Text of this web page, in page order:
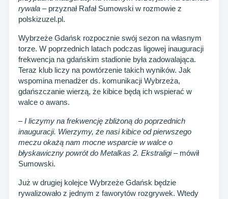
rywala – przyznał Rafał Sumowski w rozmowie z
polskizuzel.pl.
Wybrzeże Gdańsk rozpocznie swój sezon na własnym
torze. W poprzednich latach podczas ligowej inauguracji
frekwencja na gdańskim stadionie była zadowalająca.
Teraz klub liczy na powtórzenie takich wyników. Jak
wspomina menadżer ds. komunikacji Wybrzeża,
gdańszczanie wierzą, że kibice będą ich wspierać w
walce o awans.
– I liczymy na frekwencję zbliżoną do poprzednich
inauguracji. Wierzymy, że nasi kibice od pierwszego
meczu okażą nam mocne wsparcie w walce o
błyskawiczny powrót do Metalkas 2. Ekstraligi– mówił
Sumowski.
Już w drugiej kolejce Wybrzeże Gdańsk będzie
rywalizowało z jednym z faworytów rozgrywek. Wtedy